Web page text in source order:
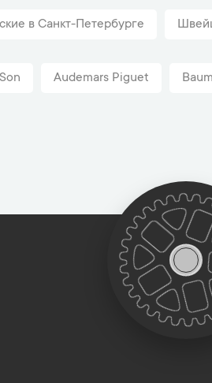
в Санкт-Петербурге
Audemars Piguet